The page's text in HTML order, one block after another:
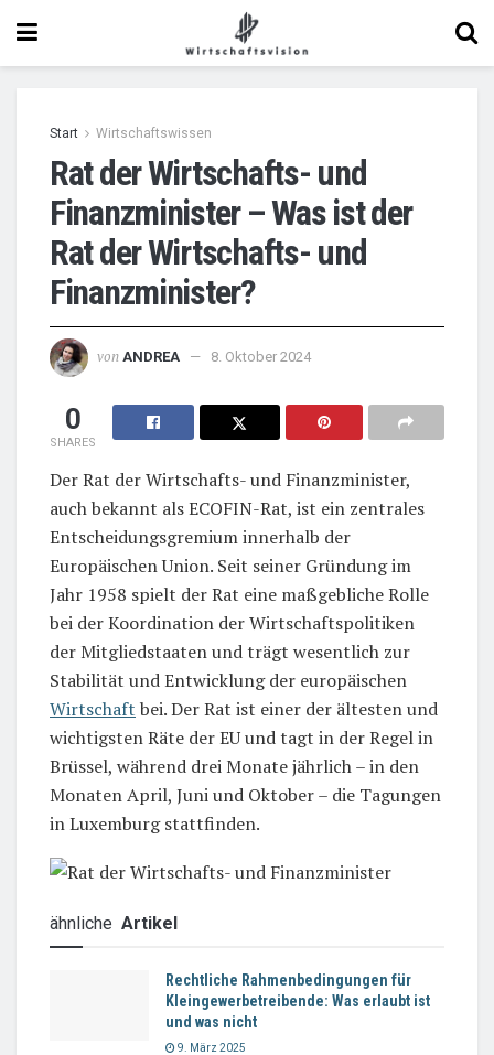
Start Wirtschaftswissen
Rat der Wirtschafts- und
Finanzminister – Was ist der
Rat der Wirtschafts- und
Finanzminister?
von ANDREA 8. Oktober 2024
0
SHARES
Der Rat der Wirtschafts- und Finanzminister,
auch bekannt als ECOFIN-Rat, ist ein zentrales
Entscheidungsgremium innerhalb der
Europäischen Union. Seit seiner Gründung im
Jahr 1958 spielt der Rat eine maßgebliche Rolle
bei der Koordination der Wirtschaftspolitiken
der Mitgliedstaaten und trägt wesentlich zur
Stabilität und Entwicklung der europäischen
Wirtschaft bei. Der Rat ist einer der ältesten und
wichtigsten Räte der EU und tagt in der Regel in
Brüssel, während drei Monate jährlich – in den
Monaten April, Juni und Oktober – die Tagungen
in Luxemburg stattfinden.
ähnliche Artikel
Rechtliche Rahmenbedingungen für
Kleingewerbetreibende: Was erlaubt ist
und was nicht
9. März 2025